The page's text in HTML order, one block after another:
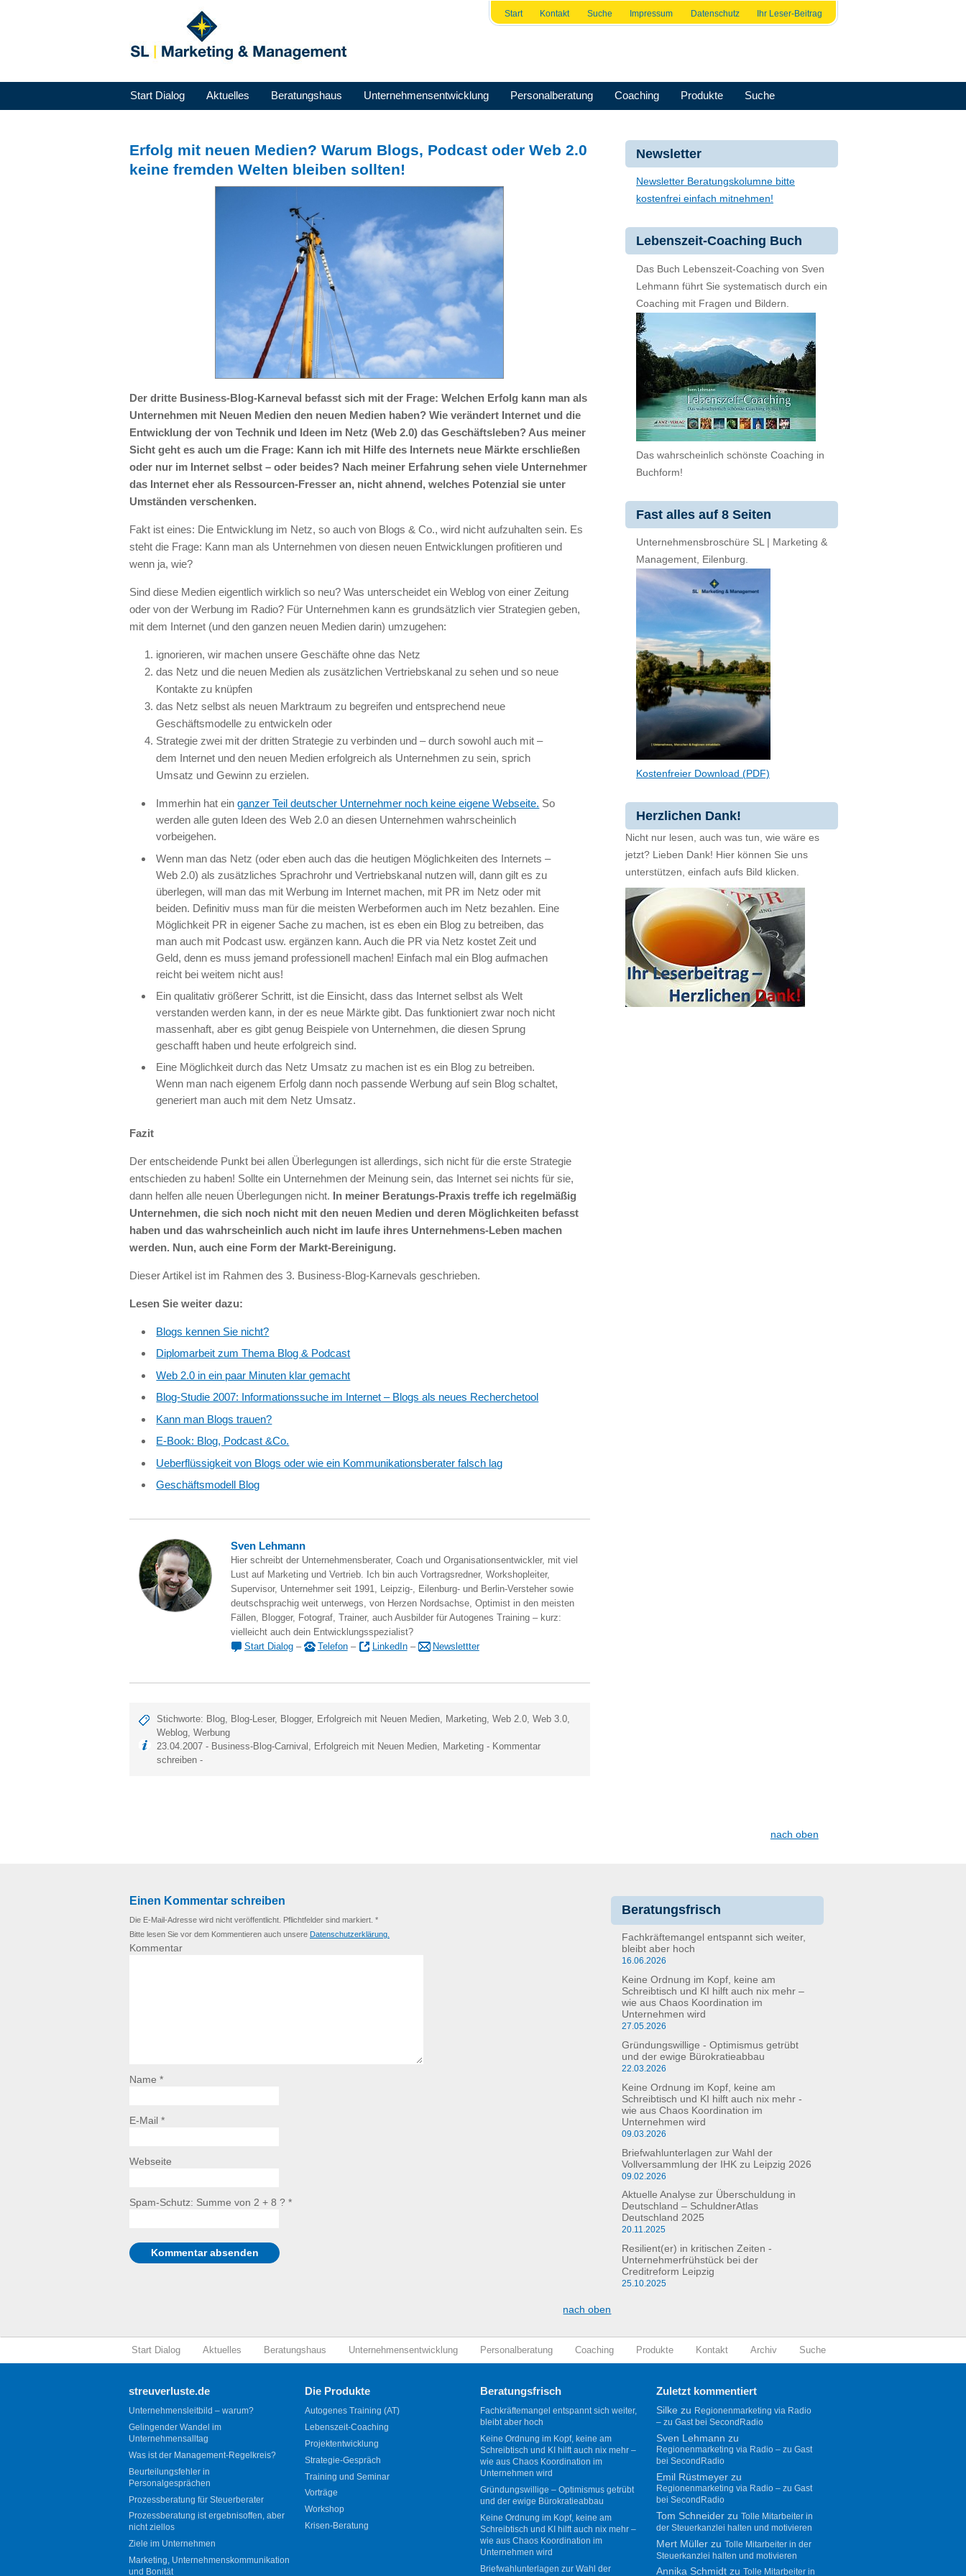
Start Kontakt Suche Impressum Datenschutz Ihr Leser-Beitrag
Start Dialog Aktuelles Beratungshaus Unternehmensentwicklung Personalberatung Coaching Produkte Suche
Erfolg mit neuen Medien? Warum Blogs, Podcast oder Web 2.0
keine fremden Welten bleiben sollten!
Der dritte Business-Blog-Karneval befasst sich mit der Frage: Welchen Erfolg kann man als
Unternehmen mit Neuen Medien den neuen Medien haben? Wie verändert Internet und die
Entwicklung der von Technik und Ideen im Netz (Web 2.0) das Geschäftsleben? Aus meiner
Sicht geht es auch um die Frage: Kann ich mit Hilfe des Internets neue Märkte erschließen
oder nur im Internet selbst – oder beides? Nach meiner Erfahrung sehen viele Unternehmer
das Internet eher als Ressourcen-Fresser an, nicht ahnend, welches Potenzial sie unter
Umständen verschenken.
Fakt ist eines: Die Entwicklung im Netz, so auch von Blogs & Co., wird nicht aufzuhalten sein. Es
steht die Frage: Kann man als Unternehmen von diesen neuen Entwicklungen profitieren und
wenn ja, wie?
Sind diese Medien eigentlich wirklich so neu? Was unterscheidet ein Weblog von einer Zeitung
oder von der Werbung im Radio? Für Unternehmen kann es grundsätzlich vier Strategien geben,
mit dem Internet (und den ganzen neuen Medien darin) umzugehen:
ignorieren, wir machen unsere Geschäfte ohne das Netz
das Netz und die neuen Medien als zusätzlichen Vertriebskanal zu sehen und so neue
Kontakte zu knüpfen
das Netz selbst als neuen Marktraum zu begreifen und entsprechend neue
Geschäftsmodelle zu entwickeln oder
Strategie zwei mit der dritten Strategie zu verbinden und – durch sowohl auch mit –
dem Internet und den neuen Medien erfolgreich als Unternehmen zu sein, sprich
Umsatz und Gewinn zu erzielen.
Immerhin hat einganzer Teil deutscher Unternehmer noch keine eigene Webseite. So
werden alle guten Ideen des Web 2.0 an diesen Unternehmen wahrscheinlich
vorbeigehen.
Wenn man das Netz (oder eben auch das die heutigen Möglichkeiten des Internets –
Web 2.0) als zusätzliches Sprachrohr und Vertriebskanal nutzen will, dann gilt es zu
überlegen, will man das mit Werbung im Internet machen, mit PR im Netz oder mit
beiden. Definitiv muss man für die meisten Werbeformen auch im Netz bezahlen. Eine
Möglichkeit PR in eigener Sache zu machen, ist es eben ein Blog zu betreiben, das
man auch mit Podcast usw. ergänzen kann. Auch die PR via Netz kostet Zeit und
Geld, denn es muss jemand professionell machen! Einfach mal ein Blog aufmachen
reicht bei weitem nicht aus!
Ein qualitativ größerer Schritt, ist die Einsicht, dass das Internet selbst als Welt
verstanden werden kann, in der es neue Märkte gibt. Das funktioniert zwar noch nicht
massenhaft, aber es gibt genug Beispiele von Unternehmen, die diesen Sprung
geschafft haben und heute erfolgreich sind.
Eine Möglichkeit durch das Netz Umsatz zu machen ist es ein Blog zu betreiben.
Wenn man nach eigenem Erfolg dann noch passende Werbung auf sein Blog schaltet,
generiert man auch mit dem Netz Umsatz.
Fazit
Der entscheidende Punkt bei allen Überlegungen ist allerdings, sich nicht für die erste Strategie
entschieden zu haben! Sollte ein Unternehmen der Meinung sein, das Internet sei nichts für sie,
dann helfen alle neuen Überlegungen nicht. In meiner Beratungs-Praxis treffe ich regelmäßig
Unternehmen, die sich noch nicht mit den neuen Medien und deren Möglichkeiten befasst
haben und das wahrscheinlich auch nicht im laufe ihres Unternehmens-Leben machen
werden. Nun, auch eine Form der Markt-Bereinigung.
Dieser Artikel ist im Rahmen des 3. Business-Blog-Karnevals geschrieben.
Lesen Sie weiter dazu:
Blogs kennen Sie nicht?
Diplomarbeit zum Thema Blog & Podcast
Web 2.0 in ein paar Minuten klar gemacht
Blog-Studie 2007: Informationssuche im Internet – Blogs als neues Recherchetool
Kann man Blogs trauen?
E-Book: Blog, Podcast &Co.
Ueberflüssigkeit von Blogs oder wie ein Kommunikationsberater falsch lag
Geschäftsmodell Blog
Sven Lehmann
Hier schreibt der Unternehmensberater, Coach und Organisationsentwickler, mit viel
Lust auf Marketing und Vertrieb. Ich bin auch Vortragsredner, Workshopleiter,
Supervisor, Unternehmer seit 1991, Leipzig-, Eilenburg- und Berlin-Versteher sowie
deutschsprachig weit unterwegs, von Herzen Nordsachse, Optimist in den meisten
Fällen, Blogger, Fotograf, Trainer, auch Ausbilder für Autogenes Training – kurz:
vielleicht auch dein Entwicklungsspezialist?
Start Dialog– Telefon– LinkedIn– Newslettter
Stichworte: Blog Blog-Leser, Blogger, Erfolgreich mit Neuen Medien Marketing ,Web 2.0 ,Web 3.0
Weblog ,Werbung
23.04.2007 - Business-Blog-Carnival Erfolgreich mit Neuen Medien Marketing - Kommentar
schreiben -
Newsletter
Newsletter Beratungskolumne bitte
kostenfrei einfach mitnehmen!
Lebenszeit-Coaching Buch
Das Buch Lebenszeit-Coaching von Sven
Lehmann führt Sie systematisch durch ein
Coaching mit Fragen und Bildern.
Das wahrscheinlich schönste Coaching in
Buchform!
Fast alles auf 8 Seiten
Unternehmensbroschüre SL | Marketing &
Management, Eilenburg.
Kostenfreier Download (PDF)
Herzlichen Dank!
Nicht nur lesen, auch was tun, wie wäre es
jetzt? Lieben Dank! Hier können Sie uns
unterstützen, einfach aufs Bild klicken.
nach oben
Beratungsfrisch
Fachkräftemangel entspannt sich weiter,
bleibt aber hoch
16.06.2026
Keine Ordnung im Kopf, keine am
Schreibtisch und KI hilft auch nix mehr –
wie aus Chaos Koordination im
Unternehmen wird
27.05.2026
Gründungswillige - Optimismus getrübt
und der ewige Bürokratieabbau
22.03.2026
Keine Ordnung im Kopf, keine am
Schreibtisch und KI hilft auch nix mehr -
wie aus Chaos Koordination im
Unternehmen wird
09.03.2026
Briefwahlunterlagen zur Wahl der
Vollversammlung der IHK zu Leipzig 2026
09.02.2026
Aktuelle Analyse zur Überschuldung in
Deutschland – SchuldnerAtlas
Deutschland 2025
20.11.2025
Resilient(er) in kritischen Zeiten -
Unternehmerfrühstück bei der
Creditreform Leipzig
25.10.2025
Einen Kommentar schreiben
Die E-Mail-Adresse wird nicht veröffentlicht. Pflichtfelder sind markiert. *
Bitte lesen Sie vor dem Kommentieren auch unsere Datenschutzerklärung.
Kommentar
Name *
E-Mail *
Webseite
Spam-Schutz: Summe von 2 + 8 ? *
nach oben
Start Dialog Aktuelles Beratungshaus Unternehmensentwicklung Personalberatung Coaching Produkte Kontakt Archiv Suche
streuverluste.de
Unternehmensleitbild – warum?
Gelingender Wandel im
Unternehmensalltag
Was ist der Management-Regelkreis?
Beurteilungsfehler in
Personalgesprächen
Prozessberatung für Steuerberater
Prozessberatung ist ergebnisoffen, aber
nicht ziellos
Ziele im Unternehmen
Marketing, Unternehmenskommunikation
und Bonität
Die Produkte
Autogenes Training (AT)
Lebenszeit-Coaching
Projektentwicklung
Strategie-Gespräch
Training und Seminar
Vorträge
Workshop
Krisen-Beratung
Beratungsfrisch
Fachkräftemangel entspannt sich weiter,
bleibt aber hoch
Keine Ordnung im Kopf, keine am
Schreibtisch und KI hilft auch nix mehr –
wie aus Chaos Koordination im
Unternehmen wird
Gründungswillige – Optimismus getrübt
und der ewige Bürokratieabbau
Keine Ordnung im Kopf, keine am
Schreibtisch und KI hilft auch nix mehr –
wie aus Chaos Koordination im
Unternehmen wird
Briefwahlunterlagen zur Wahl der
Zuletzt kommentiert
Silkezu Regionenmarketing via Radio
– zu Gast bei SecondRadio
Sven Lehmann zu
Regionenmarketing via Radio – zu Gast
bei SecondRadio
Emil Rüstmeyerzu
Regionenmarketing via Radio – zu Gast
bei SecondRadio
Tom Schneiderzu Tolle Mitarbeiter in
der Steuerkanzlei halten und motivieren
Mert Müllerzu Tolle Mitarbeiter in der
Steuerkanzlei halten und motivieren
Annika Schmidtzu Tolle Mitarbeiter in